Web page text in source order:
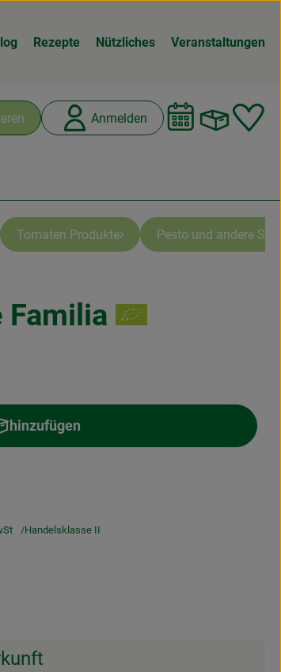
Rezepte Nützliches Veranstaltungen
Anmelden
Tomaten Produkte Pesto und andere
Familia
hinzufügen
Produkt zum Warenkorb hinzufügen
Handelsklasse II